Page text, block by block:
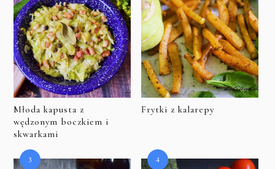
Młoda kapusta z
wędzonym boczkiem i
skwarkami
Frytki z kalarepy